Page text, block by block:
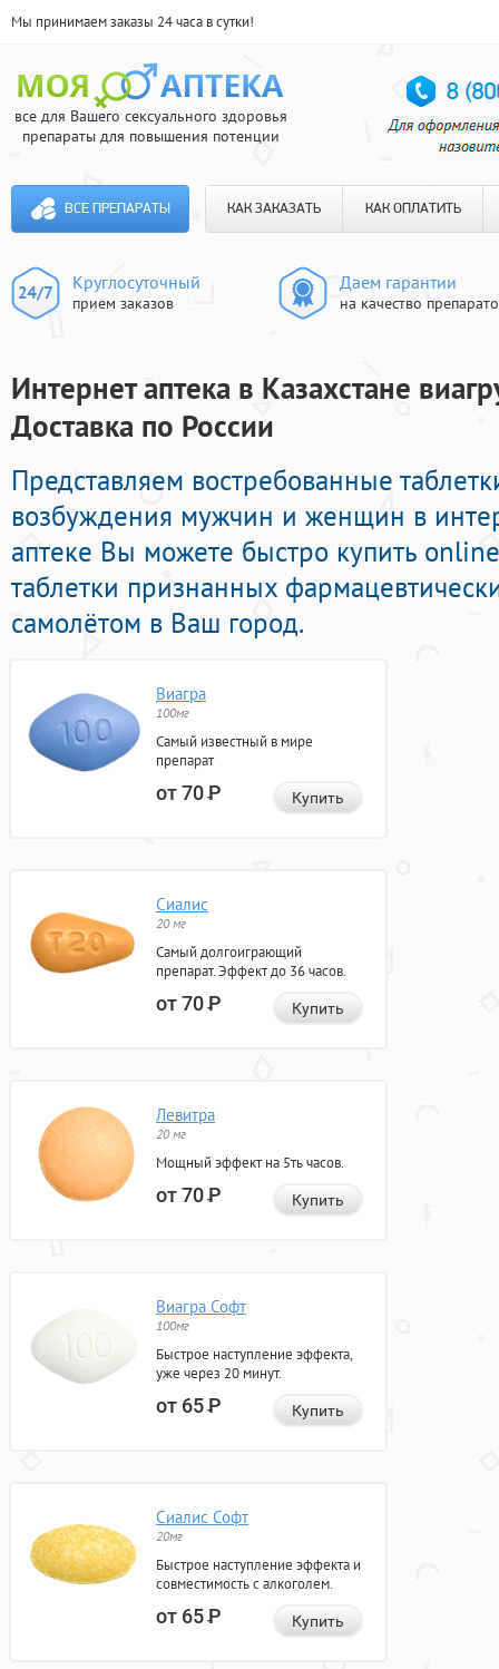
Мы принимаем заказы 24 часа в сутки!
все для Вашего сексуального здоровья
препараты для повышения потенции
ВСЕ ПРЕПАРАТЫ КАК ЗАКАЗАТЬ КАК ОПЛАТИТЬ
Круглосуточный
прием заказов
Даем гарантии
на качество
Интернет аптека в Казахстане
Доставка по России
Представляем востребованные
возбуждения мужчин и женщин в
аптеке Вы можете быстро купить
таблетки признанных
самолётом в Ваш город.
Виагра
100мг
Самый известный в мире
препарат
от 70Р Купить
Сиалис
20 мг
Самый долгоиграющий
препарат. Эффект до 36 часов.
от 70Р Купить
Левитра
20 мг
Мощный эффект на 5ть часов.
от 70Р Купить
Виагра Софт
100мг
Быстрое наступление эффекта,
уже через 20 минут.
от 65Р Купить
Сиалис Софт
20мг
Быстрое наступление эффекта и
совместимость с алкоголем.
от 65Р Купить